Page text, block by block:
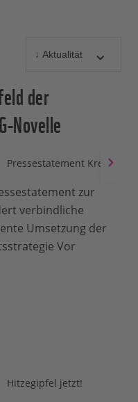
der
Novelle
Pressestatement
zur
verbindliche
Umsetzung der
Vor
Hitzegipfel jetzt!